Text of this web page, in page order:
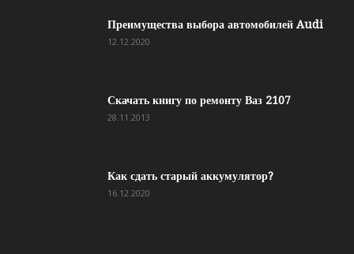
Преимущества выбора автомобилей Audi
12.12.2020
Скачать книгу по ремонту Ваз 2107
28.11.2013
Как сдать старый аккумулятор?
16.12.2020